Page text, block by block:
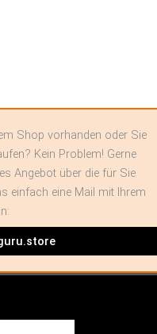
Shop vorhanden oder Sie
Kein Problem! Gerne
Angebot über die für Sie
einfach eine Mail mit Ihrem